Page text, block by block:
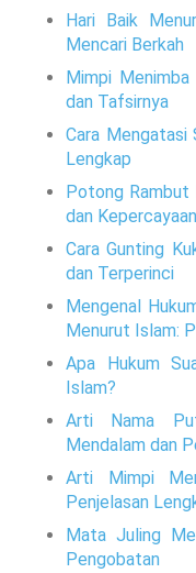
Hari Baik
Mencari Berkah
Mimpi
dan Tafsirnya
Cara Mengatasi
Lengkap
Potong Rambut
dan
Cara Gunting
dan Terperinci
Mengenal
Menurut Islam:
Apa Hukum
Islam?
Arti Nama
Mendalam dan
Arti Mimpi
Penjelasan
Mata Juling
Pengobatan